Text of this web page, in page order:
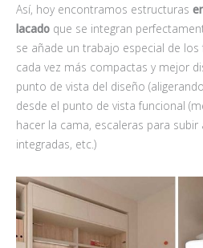
Así, hoy encontramos estructuras
lacado que se integran
se añade un trabajo especial de
cada vez más compactas y mejor
punto de vista del diseño
desde el punto de vista funcional
hacer la cama, escaleras para
integradas, etc.)